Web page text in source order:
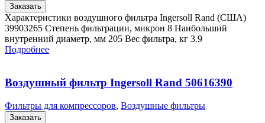
Заказать
Характеристики воздушного фильтра Ingersoll Rand (США)
39903265 Степень фильтрации, микрон 8 Наибольший
внутренний диаметр, мм 205 Вес фильтра, кг 3.9
Подробнее
Воздушный фильтр Ingersoll Rand 50616390
Фильтры для компрессоров, Воздушные фильтры
Заказать